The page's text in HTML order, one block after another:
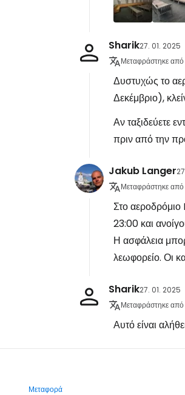
Sharik27. 01. 2025
Μεταφράστηκε
Δυστυχώς το
Δεκέμβριο),
Αν ταξιδεύετε
πριν από την
Jakub Langer
Μεταφράστηκε
Στο αεροδρόμιο
23:00 και
Η ασφάλεια
λεωφορείο. Οι
Sharik27. 01. 2025
Μεταφράστηκε
Αυτό είναι
Μεταφορά